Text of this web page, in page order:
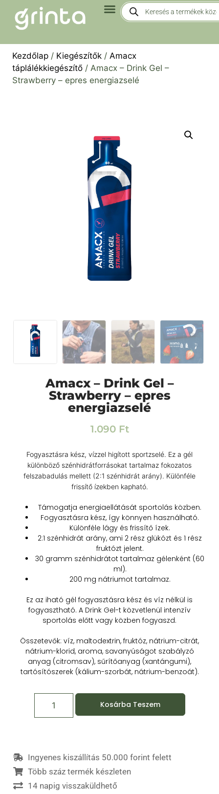
Kezdőlap / Kiegészítők / Amacx
táplálékkiegészítő / Amacx – Drink Gel –
Strawberry – epres energiazselé
Amacx – Drink Gel –
Strawberry – epres
energiazselé
1.090 Ft
Fogyasztásra kész, vízzel higított sportzselé. Ez a gél
különböző szénhidrátforrásokat tartalmaz fokozatos
felszabadulás mellett (2:1 szénhidrát arány). Különféle
frissítő ízekben kapható.
Támogatja energiaellátását sportolás közben.
Fogyasztásra kész, így könnyen használható.
Különféle lágy és frissítő ízek.
2:1 szénhidrát arány, ami 2 rész glükózt és 1 rész
fruktózt jelent.
30 gramm szénhidrátot tartalmaz gélenként (60
ml).
200 mg nátriumot tartalmaz.
Ez az iható gél fogyasztásra kész és víz nélkül is
fogyasztható. A Drink Gel-t közvetlenül intenzív
sportolás előtt vagy közben fogyaszd.
Összetevők: víz, maltodextrin, fruktóz, nátrium-citrát,
nátrium-klorid, aroma, savanyúságot szabályzó
anyag (citromsav), sűrítőanyag (xantángumi),
tartósítószerek (kálium-szorbát, nátrium-benzoát).
Kosárba Teszem
Ingyenes kiszállítás 50.000 forint felett
Több száz termék készleten
14 napig visszaküldhető